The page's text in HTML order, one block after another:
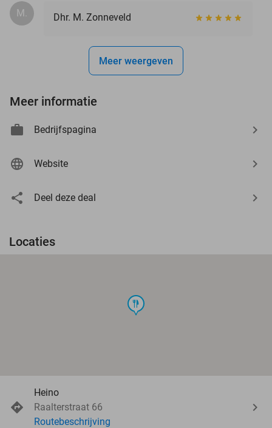
M. Dhr. M. Zonneveld
Meer weergeven
Meer informatie
Bedrijfspagina
Website
Deel deze deal
Locaties
food
Heino
Raalterstraat 66
Routebeschrijving